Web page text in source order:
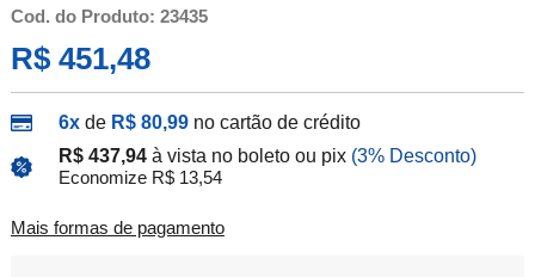
Cod. do Produto: 23435
R$ 451,48
6xde R$ 80,99 no cartão de crédito
R$ 437,94 à vista no boleto ou pix (3% Desconto)
Economize R$ 13,54
Mais formas de pagamento